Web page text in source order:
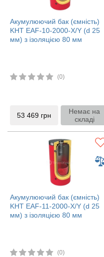
Акумулюючий бак (ємність)
KHT EAF-10-2000-X/Y (d 25
мм) з ізоляцією 80 мм
(0)
53 469 грн
Немає на
складі
Акумулюючий бак (ємність)
KHT EAF-11-2000-X/Y (d 25
мм) з ізоляцією 80 мм
(0)